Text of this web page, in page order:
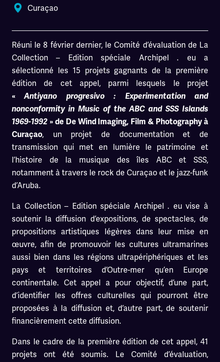
Curaçao
Réuni le 8 février dernier, le Comité d’évaluation de La
Collection – Edition spéciale Archipel . eu a
sélectionné les 15 projets gagnants de la première
édition de cet appel, parmi lesquels le projet
«Antiyano progresivo : Experimentation and
nonconformity in Music of the ABC and SSS Islands
1969-1992 » de De Wind Imaging, Film & Photography à
Curaçao, un projet de documentation et de
transmission qui met en lumière le patrimoine et
l’histoire de la musique des îles ABC et SSS,
notamment à travers le rock de Curaçao et le jazz-funk
d’Aruba.
La Collection – Edition spéciale Archipel . eu vise à
soutenir la diffusion d’expositions, de spectacles, de
propositions artistiques légères dans leur mise en
œuvre, afin de promouvoir les cultures ultramarines
aussi bien dans les régions ultrapériphériques et les
pays et territoires d’Outre-mer qu’en Europe
continentale. Cet appel a pour objectif, d’une part,
d’identifier les offres culturelles qui pourront être
proposées à la diffusion et, d’autre part, de soutenir
financièrement cette diffusion.
Dans le cadre de la première édition de cet appel, 41
projets ont été soumis. Le Comité d’évaluation,